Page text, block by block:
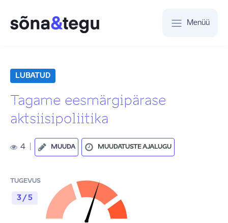
Menüü
LUBATUD
Tagame eesmärgipärase
aktsiisipoliitika
4 MUUDA MUUDATUSTE AJALUGU
TUGEVUS
3 / 5